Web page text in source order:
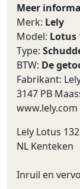
Meer
Merk: Lely
Model: Lotus
Type:
BTW: De
Fabrikant:
3147 PB
www.lely.com
Lely Lotus
NL Kenteken
Inruil en